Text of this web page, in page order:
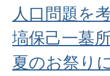
人口問題を
塙保己一墓
夏のお祭り